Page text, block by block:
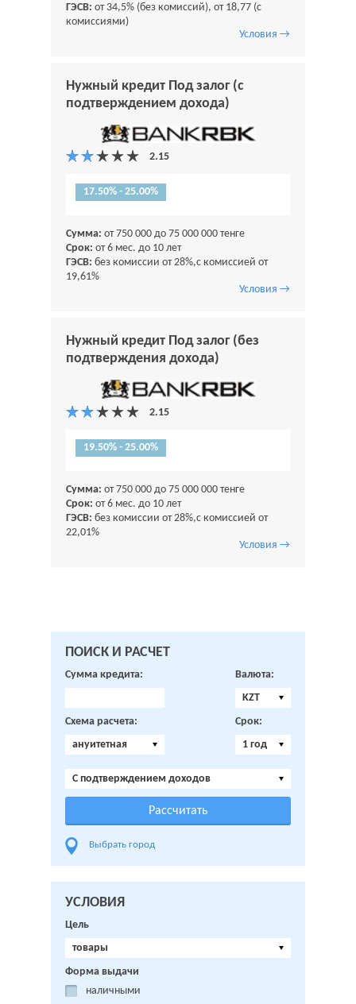
ГЭСВ: от 34,5% (без комиссий), от 18,77 (с
комиссиями)
Условия →
Нужный кредит Под залог (с
подтверждением дохода)
17.50% - 25.00%
Сумма: от 750 000 до 75 000 000 тенге
Срок: от 6 мес. до 10 лет
ГЭСВ: без комиссии от 28%,с комиссией от
19,61%
Условия →
Нужный кредит Под залог (без
подтверждения дохода)
19.50% - 25.00%
Сумма: от 750 000 до 75 000 000 тенге
Срок: от 6 мес. до 10 лет
ГЭСВ: без комиссии от 28%,с комиссией от
22,01%
Условия →
ПОИСК И РАСЧЕТ
Сумма кредита:
Валюта:
KZT
Схема расчета:
ануитетная
Срок:
1 год
C подтверждением доходов
Выбрать город
УСЛОВИЯ
Цель
товары
Форма выдачи
наличными